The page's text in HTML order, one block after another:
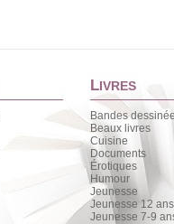
LIVRES
Bandes
Beaux livres
Cuisine
Documents
Érotiques
Humour
Jeunesse
Jeunesse 12
Jeunesse 7-9